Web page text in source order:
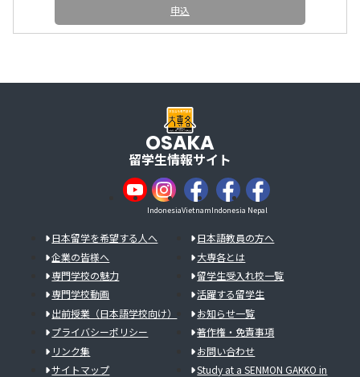
申込
OSAKA
留学生情報サイト
IndonesiaVietnamIndonesia Nepal
日本留学を希望する人へ
日本語教員の方へ
企業の皆様へ
大専各とは
専門学校の魅力
留学生受入れ校一覧
専門学校動画
活躍する留学生
出前授業（日本語学校向け）
お知らせ一覧
プライバシーポリシー
著作権・免責事項
リンク集
お問い合わせ
サイトマップ
Study at a SENMON GAKKO in